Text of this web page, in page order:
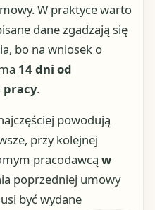
W praktyce warto
dane zgadzają się
bo na wniosek o
14 dni od
pracy.
powodują
przy kolejnej
pracodawcą w
poprzedniej umowy
być wydane